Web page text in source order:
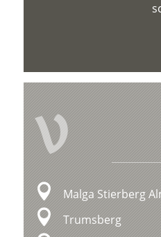
V
Malga Stierberg
Trumsberg